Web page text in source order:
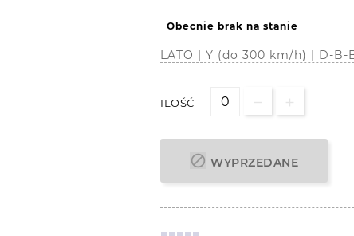
Obecnie brak na stanie
LATO | Y (do 300 km/h) | D-B-
ILOŚĆ
 WYPRZEDANE